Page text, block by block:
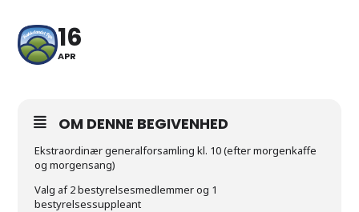
16
APR
OM DENNE BEGIVENHED
Ekstraordinær generalforsamling kl. 10 (efter morgenkaffe
og morgensang)
Valg af 2 bestyrelsesmedlemmer og 1
bestyrelsessuppleant